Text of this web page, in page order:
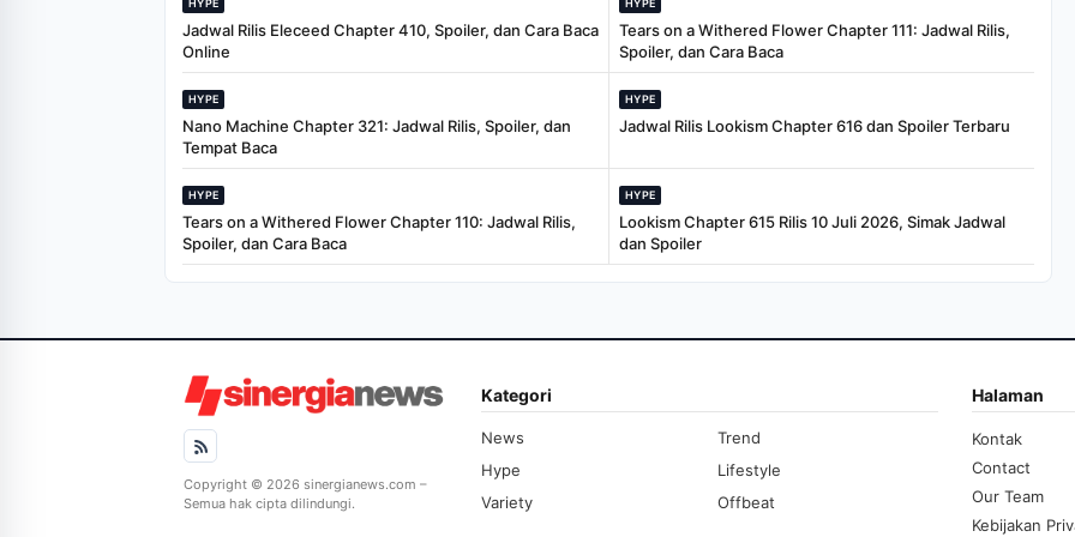
HYPE
Jadwal Rilis Eleceed Chapter 410, Spoiler, dan Cara Baca
Online
HYPE
Tears on a Withered Flower Chapter 111: Jadwal Rilis,
Spoiler, dan Cara Baca
HYPE
Nano Machine Chapter 321: Jadwal Rilis, Spoiler, dan
Tempat Baca
HYPE
Jadwal Rilis Lookism Chapter 616 dan Spoiler Terbaru
HYPE
Tears on a Withered Flower Chapter 110: Jadwal Rilis,
Spoiler, dan Cara Baca
HYPE
Lookism Chapter 615 Rilis 10 Juli 2026, Simak Jadwal
dan Spoiler
Copyright © 2026 sinergianews.com –
Semua hak cipta dilindungi.
Kategori
News
Trend
Hype
Lifestyle
Variety
Offbeat
Halaman
Kontak
Contact
Our Team
Kebijakan